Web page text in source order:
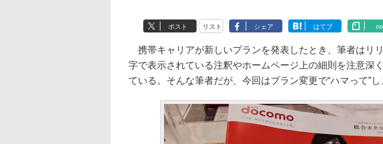
ポスト リスト シェア はてブ
携帯キャリアが新しいプランを発表したとき、筆者はリ
字で表示されている注釈やホームページ上の細則を注意深
ている。そんな筆者だが、今回はプラン変更で“ハマって”し